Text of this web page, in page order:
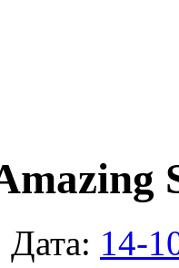
14-